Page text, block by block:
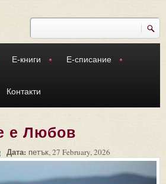
Търси
Е-книги Е-списание
Контакти
е Любов
Дата: петък, 27 February, 2026